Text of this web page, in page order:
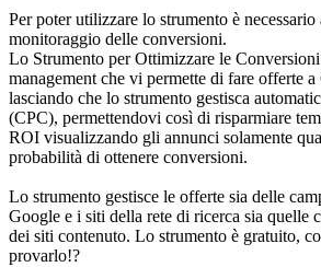
Per poter utilizzare lo strumento è
monitoraggio delle conversioni.
Lo Strumento per Ottimizzare le
management che vi permette di fare offerte a
lasciando che lo strumento gestisca
(CPC), permettendovi così di risparmiare
ROI visualizzando gli annunci solamente
probabilità di ottenere conversioni.
Lo strumento gestisce le offerte sia delle
Google e i siti della rete di ricerca sia quelle
dei siti contenuto. Lo strumento è gratuito,
provarlo!?